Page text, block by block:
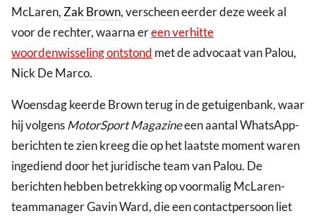
McLaren,Zak Brown, verscheen eerder deze week al
voor de rechter, waarna ereen verhitte
woordenwisseling ontstond met de advocaat van Palou,
Nick De Marco.
Woensdag keerde Brown terug in de getuigenbank, waar
hij volgensMotorSport Magazineeen aantal WhatsApp-
berichten te zien kreeg die op het laatste moment waren
ingediend door het juridische team van Palou. De
berichten hebben betrekking op voormalig McLaren-
teammanager Gavin Ward, die een contactpersoon liet